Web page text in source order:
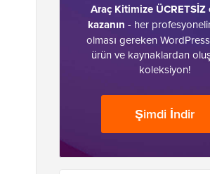
Araç Kitimize ÜCRETSİZ
kazanın - her
olması gereken
ürün ve kaynaklardan
koleksiyon!
Şimdi İndir